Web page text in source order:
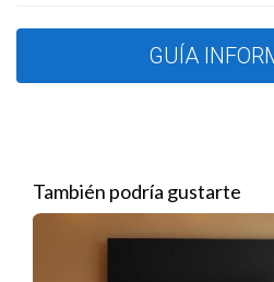
aumentará tu conocimiento, sino
acceder a contactos valiosos en la
para el éxito en el sector
personas adecuadas en este
GUÍA
También podría gustarte